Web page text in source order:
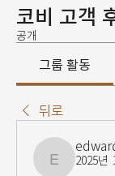
코비 고객
공개
그룹 활동
뒤로
2025년